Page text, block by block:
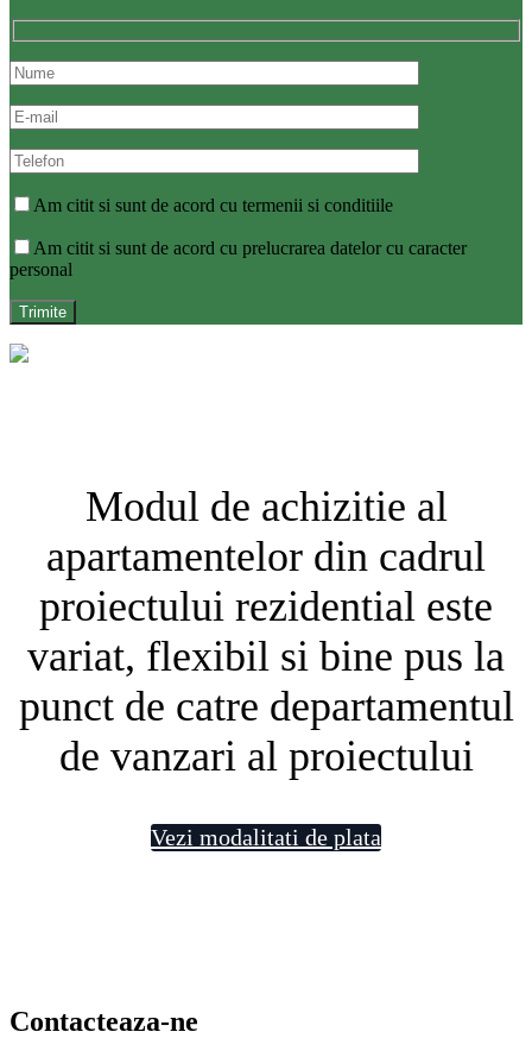
Am citit si sunt de acord cu termenii si conditiile
Am citit si sunt de acord cu prelucrarea datelor cu caracter
personal
Modul de achizitie al
apartamentelor din cadrul
proiectului rezidential este
variat, flexibil si bine pus la
punct de catre departamentul
de vanzari al proiectului
Vezi modalitati de plata
Contacteaza-ne